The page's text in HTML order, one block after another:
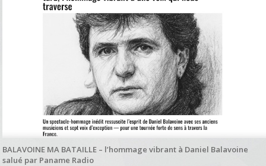
BALAVOINE MA BATAILLE – l’hommage vibrant à Daniel Balavoine
salué par Paname Radio